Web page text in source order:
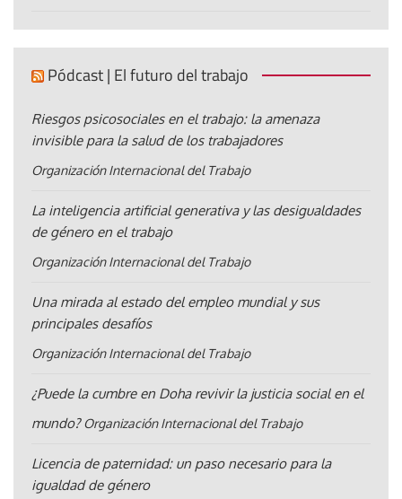
Pódcast | El futuro del trabajo
Riesgos psicosociales en el trabajo: la amenaza
invisible para la salud de los trabajadores
Organización Internacional del Trabajo
La inteligencia artificial generativa y las desigualdades
de género en el trabajo
Organización Internacional del Trabajo
Una mirada al estado del empleo mundial y sus
principales desafíos
Organización Internacional del Trabajo
¿Puede la cumbre en Doha revivir la justicia social en el
mundo? Organización Internacional del Trabajo
Licencia de paternidad: un paso necesario para la
igualdad de género